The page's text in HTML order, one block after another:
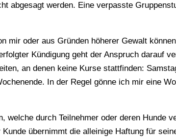
abgesagt werden. Eine verpasste
mir oder aus Gründen höherer Gewalt
Kündigung geht der Anspruch darauf
an denen keine Kurse stattfinden:
In der Regel gönne ich mir eine
durch Teilnehmer oder deren Hunde
übernimmt die alleinige Haftung für